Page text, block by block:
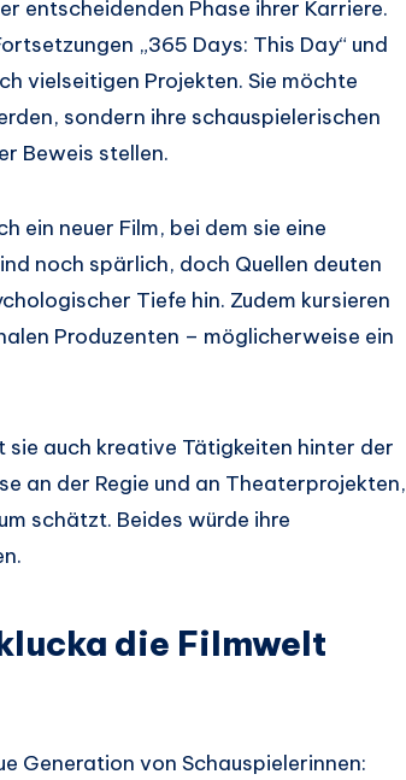
entscheidenden Phase ihrer Karriere.
„365 Days: This Day“ und
vielseitigen Projekten. Sie möchte
sondern ihre schauspielerischen
Beweis stellen.
ein neuer Film, bei dem sie eine
noch spärlich, doch Quellen deuten
Tiefe hin. Zudem kursieren
Produzenten – möglicherweise ein
auch kreative Tätigkeiten hinter der
an der Regie und an Theaterprojekten,
schätzt. Beides würde ihre
die Filmwelt
Generation von Schauspielerinnen: